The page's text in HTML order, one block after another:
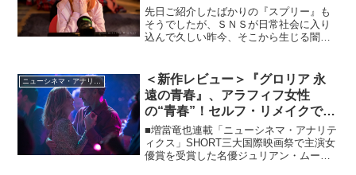
メンタリー！
先日ご紹介したばかりの『スプリー』も
そうでしたが、ＳＮＳが日常社会に入り
込んで久しい昨今、そこから生じる闇も
ー映画です。オーディションで童顔の女
優を3人選び、12歳の少...
ニューシネマ・アナリティクス
＜新作レビュー＞『グロリア 永
遠の青春』、アラフィフ女性
の“青春”！セルフ・リメイクでオ
リジナル版を凌駕！
■増當竜也連載「ニューシネマ・アナリテ
ィクス」SHORT三大国際映画祭で主演女
優賞を受賞した名優ジュリアン・ムーア